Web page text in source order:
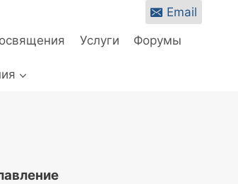
Email
Услуги Форумы